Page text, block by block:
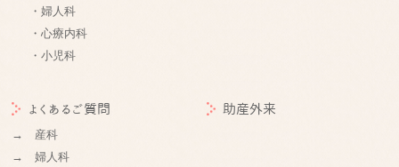
・婦人科
・心療内科
・小児科
よくあるご質問
→ 産科
→ 婦人科
助産外来